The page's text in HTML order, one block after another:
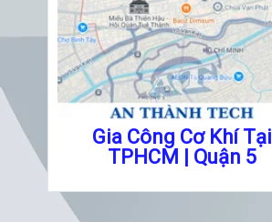
Gia Công Cơ Khí Tại
TPHCM | Quận 5